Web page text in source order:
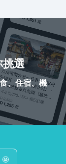
選
、住宿、機
🤩